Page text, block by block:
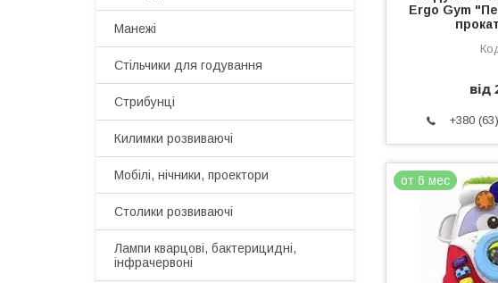
Ergo Gym
від
+380
от 6 мес
Манежі
Стільчики для годування
Стрибунці
Килимки розвиваючі
Мобілі, нічники, проектори
Столики розвиваючі
Лампи кварцові, бактерицидні,
інфрачервоні